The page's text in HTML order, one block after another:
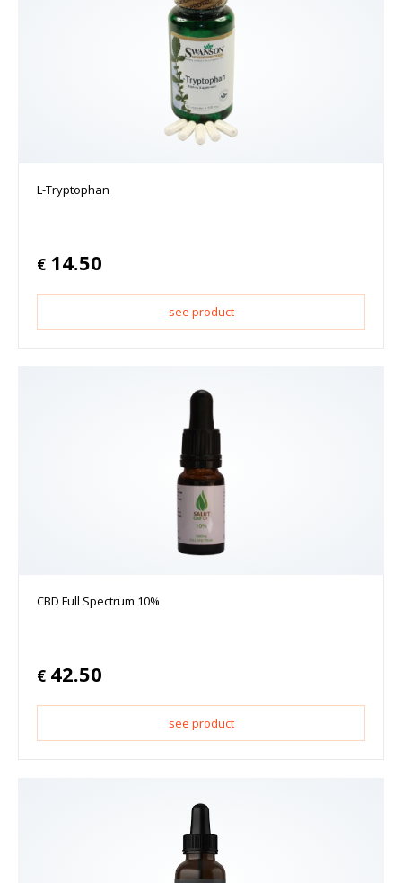
L-Tryptophan
€ 14.50
see product
CBD Full Spectrum 10%
€ 42.50
see product